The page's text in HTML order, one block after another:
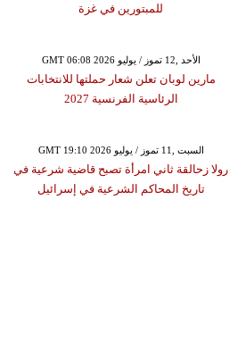
للمبتورين في غزة
GMT 06:08 2026 الأحد ,12 تموز / يوليو
مارين لوبان تعلن شعار حملتها للانتخابات
الرئاسية الفرنسية 2027
GMT 19:10 2026 السبت ,11 تموز / يوليو
رولا زحالقة ثاني امرأة تصبح قاضية شرعية في
تاريخ المحاكم الشرعية في إسرائيل